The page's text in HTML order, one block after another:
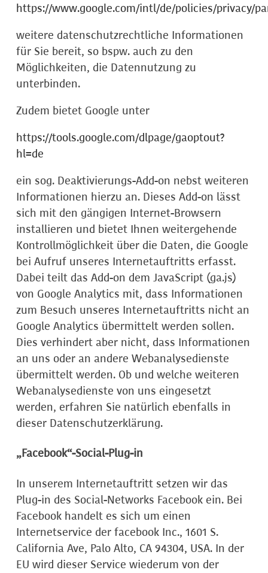
https://www.google.com/intl/de/policies/privacy/
weitere datenschutzrechtliche Informationen
für Sie bereit, so bspw. auch zu den
Möglichkeiten, die Datennutzung zu
unterbinden.
Zudem bietet Google unter
https://tools.google.com/dlpage/gaoptout?
hl=de
ein sog. Deaktivierungs-Add-on nebst weiteren
Informationen hierzu an. Dieses Add-on lässt
sich mit den gängigen Internet-Browsern
installieren und bietet Ihnen weitergehende
Kontrollmöglichkeit über die Daten, die Google
bei Aufruf unseres Internetauftritts erfasst.
Dabei teilt das Add-on dem JavaScript (ga.js)
von Google Analytics mit, dass Informationen
zum Besuch unseres Internetauftritts nicht an
Google Analytics übermittelt werden sollen.
Dies verhindert aber nicht, dass Informationen
an uns oder an andere Webanalysedienste
übermittelt werden. Ob und welche weiteren
Webanalysedienste von uns eingesetzt
werden, erfahren Sie natürlich ebenfalls in
dieser Datenschutzerklärung.
„Facebook“-Social-Plug-in
In unserem Internetauftritt setzen wir das
Plug-in des Social-Networks Facebook ein. Bei
Facebook handelt es sich um einen
Internetservice der facebook Inc., 1601 S.
California Ave, Palo Alto, CA 94304, USA. In der
EU wird dieser Service wiederum von der